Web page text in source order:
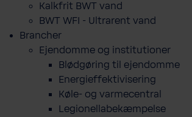
Kalkfrit BWT vand
BWT WFI - Ultrarent vand
Brancher
Ejendomme og institutioner
Blødgøring til ejendomme
Energieffektivisering
Køle- og varmecentral
Legionellabekæmpelse